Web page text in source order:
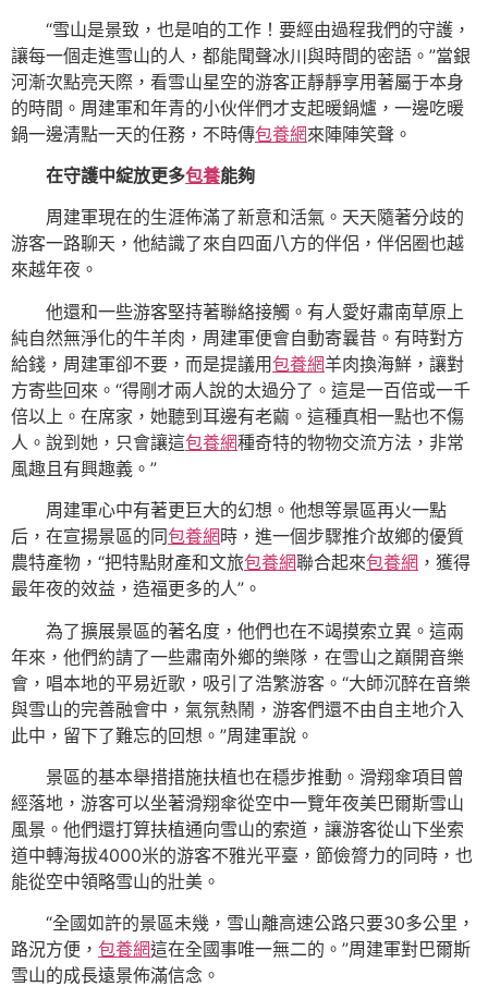
“雪山是景致，也是咱的工作！要經由過程我們的守護，
讓每一個走進雪山的人，都能聞聲冰川與時間的密語。”當銀
河漸次點亮天際，看雪山星空的游客正靜靜享用著屬于本身
的時間。周建軍和年青的小伙伴們才支起暖鍋爐，一邊吃暖
鍋一邊清點一天的任務，不時傳包養網來陣陣笑聲。
在守護中綻放更多包養能夠
周建軍現在的生涯佈滿了新意和活氣。天天隨著分歧的
游客一路聊天，他結識了來自四面八方的伴侶，伴侶圈也越
來越年夜。
他還和一些游客堅持著聯絡接觸。有人愛好肅南草原上
純自然無淨化的牛羊肉，周建軍便會自動寄曩昔。有時對方
給錢，周建軍卻不要，而是提議用包養網羊肉換海鮮，讓對
方寄些回來。“得剛才兩人說的太過分了。這是一百倍或一千
倍以上。在席家，她聽到耳邊有老繭。這種真相一點也不傷
人。說到她，只會讓這包養網種奇特的物物交流方法，非常
風趣且有興趣義。”
周建軍心中有著更巨大的幻想。他想等景區再火一點
后，在宣揚景區的同包養網 時，進一個步驟推介故鄉的優質
農特產物，“把特點財產和文旅包養網聯合起來包養網 ，獲得
最年夜的效益，造福更多的人”。
為了擴展景區的著名度，他們也在不竭摸索立異。這兩
年來，他們約請了一些肅南外鄉的樂隊，在雪山之巔開音樂
會，唱本地的平易近歌，吸引了浩繁游客。“大師沉醉在音樂
與雪山的完善融會中，氣氛熱鬧，游客們還不由自主地介入
此中，留下了難忘的回想。”周建軍說。
景區的基本舉措措施扶植也在穩步推動。滑翔傘項目曾
經落地，游客可以坐著滑翔傘從空中一覽年夜美巴爾斯雪山
風景。他們還打算扶植通向雪山的索道，讓游客從山下坐索
道中轉海拔4000米的游客不雅光平臺，節儉膂力的同時，也
能從空中領略雪山的壯美。
“全國如許的景區未幾，雪山離高速公路只要30多公里，
路況方便， 包養網這在全國事唯一無二的。”周建軍對巴爾斯
雪山的成長遠景佈滿信念。